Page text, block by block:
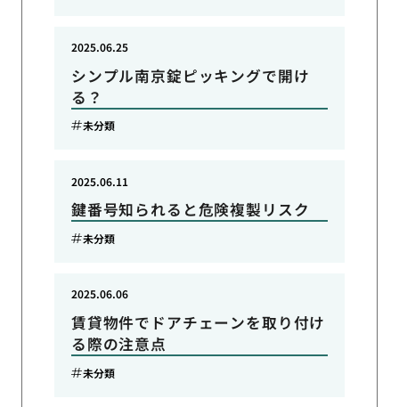
シンプル南京錠ピッキングで開け
る？
2025.06.25
未分類
鍵番号知られると危険複製リスク
2025.06.11
未分類
賃貸物件でドアチェーンを取り付け
る際の注意点
2025.06.06
未分類